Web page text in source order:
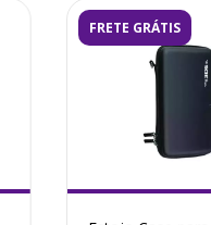
FRETE GRÁTIS